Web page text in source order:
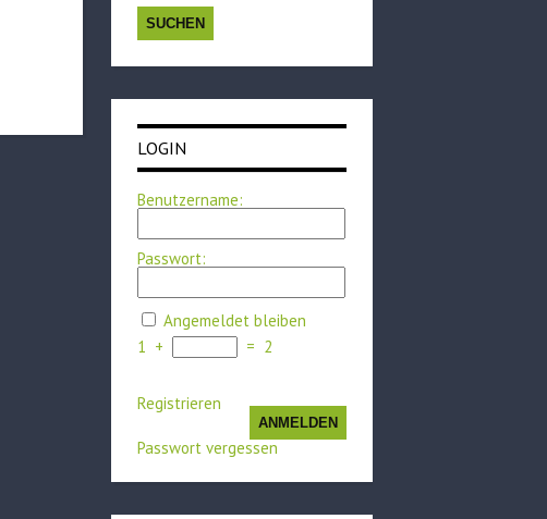
LOGIN
Benutzername:
Passwort:
Angemeldet bleiben
1 + = 2
ANMELDEN
Registrieren
Passwort vergessen